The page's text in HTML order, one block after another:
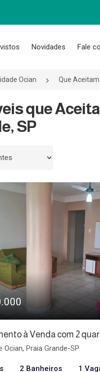
Novidades Fale
Ocian Que
que
SP
à Venda com 2
Ocian, Praia Grande-SP
2 Banheiros 1